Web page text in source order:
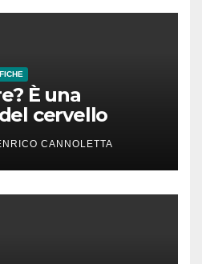
È una
cervello
CANNOLETTA